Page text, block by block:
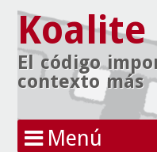
Koalite
El código
contexto más
Menú